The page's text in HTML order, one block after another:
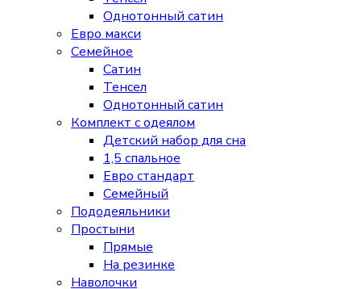
Однотонный сатин
Евро макси
Семейное
Сатин
Тенсел
Однотонный сатин
Комплект с одеялом
Детский набор для сна
1,5 спальное
Евро стандарт
Семейный
Пододеяльники
Простыни
Прямые
На резинке
Наволочки